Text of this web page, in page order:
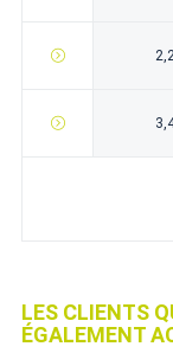
LES CLIENTS
ÉGALEMENT